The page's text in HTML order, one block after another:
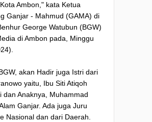
Ambon," kata Ketua
Ganjar - Mahmud (GAMA) di
George Watubun (BGW)
di Ambon pada, Minggu
akan Hadir juga Istri dari
yaitu, Ibu Siti Atiqoh
dan Anaknya, Muhammad
Ganjar. Ada juga Juru
Nasional dan dari Daerah.